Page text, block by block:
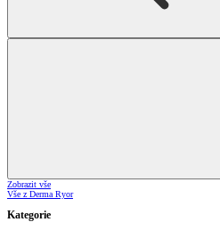
Zobrazit vše
Vše z Derma Ryor
Kategorie